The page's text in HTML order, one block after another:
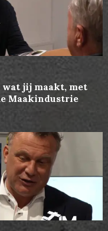
wat jij maakt, met
Maakindustrie